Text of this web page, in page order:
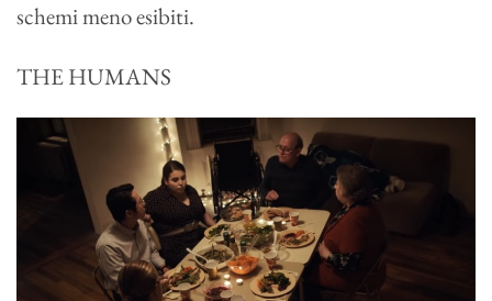
schemi meno esibiti.
THE HUMANS